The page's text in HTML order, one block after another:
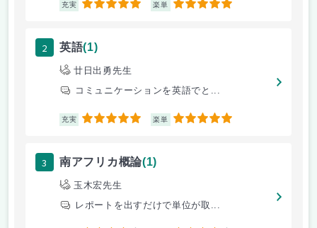
充実 5 楽単 5
2 英語(1)
廿日出勇先生
コミュニケーションを英語でと...
充実 5 楽単 5
3 南アフリカ概論(1)
玉木宏先生
レポートを出すだけで単位が取...